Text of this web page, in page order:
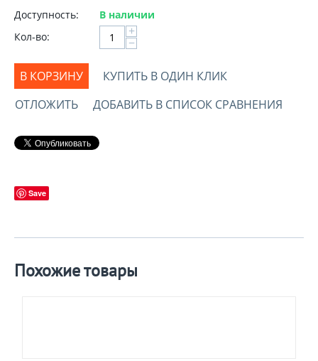
Доступность:
В наличии
Кол-во:
+
−
В КОРЗИНУ
КУПИТЬ В ОДИН КЛИК
ОТЛОЖИТЬ
ДОБАВИТЬ В СПИСОК СРАВНЕНИЯ
Save
Похожие товары